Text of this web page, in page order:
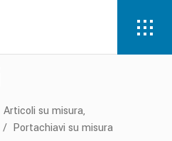
Articoli su misura,
/ Portachiavi su misura